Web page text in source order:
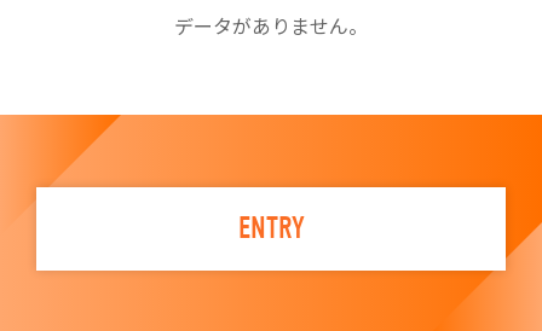
データがありません。
ENTRY